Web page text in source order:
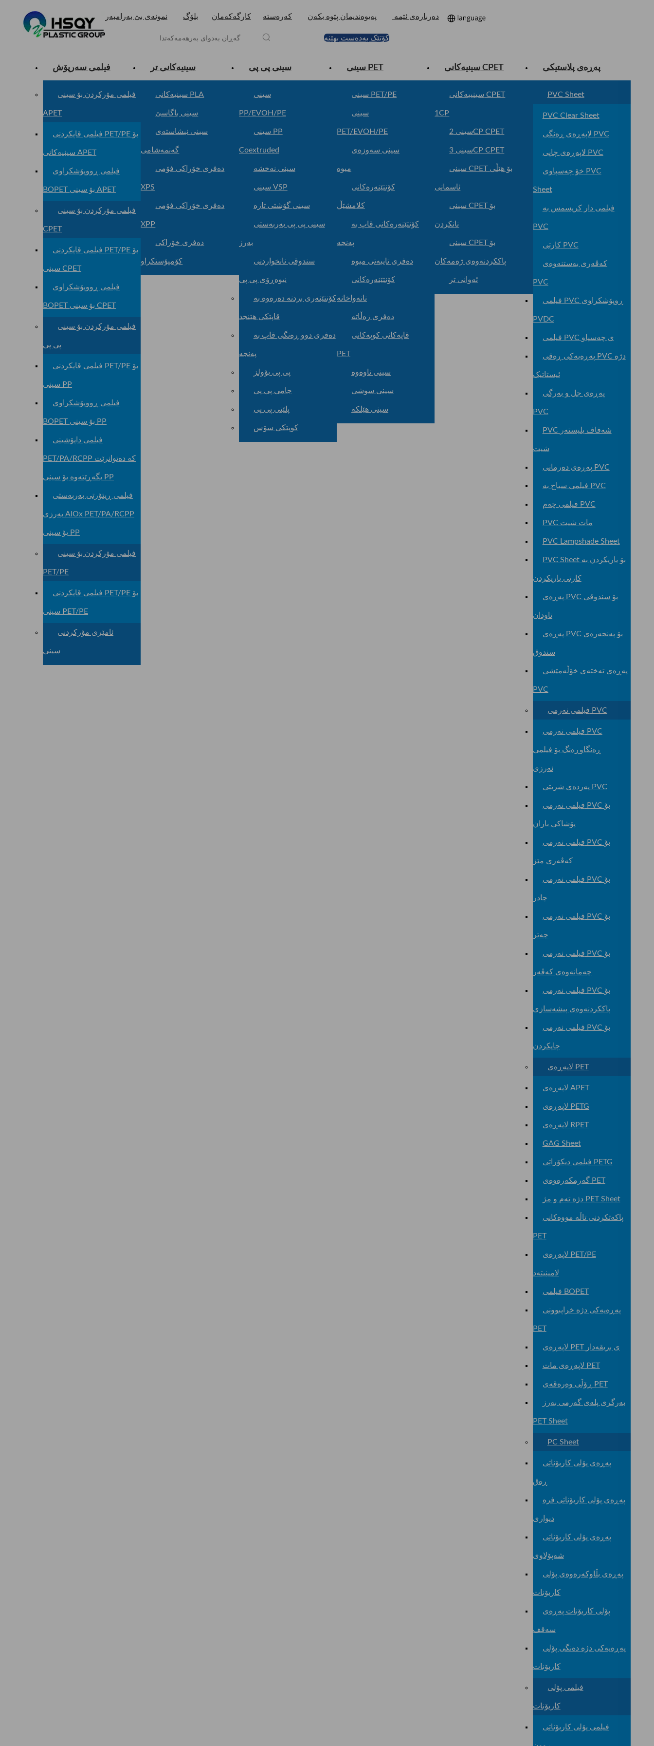
دەربارەی ئێمە پەیوەندیمان پێوە بکەن کەرەستە کارگەکەمان بلۆگ نمونەی بێ بەرامبەر
کۆتێک بەدەست بهێنە
پەڕەی پلاستیکی
PVC Sheet
PVC Clear Sheet
لاپەڕەی ڕەنگی PVC
لاپەڕەی چاپی PVC
خۆ چەسپاوی PVC
Sheet
فیلمی دار کریسمس بە
PVC
کارتی PVC
کەڤەری بەستنەوەی
PVC
فیلمی PVC ڕوپۆشکراوی
PVDC
فیلمی PVC ی چەسپاو
پەڕەیەکی ڕەقی PVC دژە
ئیستاتیک
پەڕەی جل و بەرگی
PVC
PVC شەفاف بلیستەر
شیت
پەڕەی دەرمانی PVC
فیلمی سیاج بە PVC
فیلمی چەم PVC
PVC مات شیت
PVC Lampshade Sheet
PVC Sheet بۆ یاریکردن بە
کارتی یاریکردن
پەڕەی PVC بۆ سندوقی
تاودان
پەڕەی PVC بۆ پەنجەرەی
سندوق
پەڕەی تەختەی خۆڵەمێشی
PVC
فیلمی نەرمی PVC
فیلمی نەرمی PVC
ڕەنگاوڕەنگ بۆ فیلمی
ئەرزی
پەردەی شریتی PVC
فیلمی نەرمی PVC بۆ
پۆشاکی باران
فیلمی نەرمی PVC بۆ
کەڤەری مێز
فیلمی نەرمی PVC بۆ
چادر
فیلمی نەرمی PVC بۆ
چەتر
فیلمی نەرمی PVC بۆ
چەمانەوەی کەڤەر
فیلمی نەرمی PVC بۆ
پاککردنەوەی پیشەسازی
فیلمی نەرمی PVC بۆ
چاپکردن
لاپەڕەی PET
لاپەڕەی APET
لاپەڕەی PETG
لاپەڕەی RPET
GAG Sheet
فیلمی دیکۆراتی PETG
گەرمکەرەوەی PET
دژە تەم و مژ PET Sheet
پاکەتکردنی تاڵە مووەکانی
PET
لاپەڕەی PET/PE
لامینیتەد
فیلمی BOPET
پەڕەیەکی دژە خراپبوونی
PET
لاپەڕەی PET ی بریقەدار
لاپەڕەی مات PET
ڕۆڵی وەرەقەی PET
بەرگری پلەی گەرمی بەرز
PET Sheet
PC Sheet
پەڕەی پۆلی کاربۆناتی
ڕەق
پەڕەی پۆلی کاربۆناتی فرە
دیواری
پەڕەی پۆلی کاربۆناتی
شەپۆلاوی
پەڕەی بڵاوکەرەوەی پۆلی
کاربۆنات
پۆلی کاربۆنات پەڕەی
سەقف
پەڕەیەکی دژە دەنگی پۆلی
کاربۆنات
فیلمی پۆلی
کاربۆنات
فیلمی پۆلی کاربۆناتی
سینیەکانی CPET
سینییەکانی CPET
1CP
سینی 2CP CPET
سینی 3CP CPET
سینی CPET بۆ هێڵی
ئاسمانی
سینی CPET بۆ
نانکردن
سینی CPET بۆ
پاککردنەوەی ژەمەکان
ئەوانی تر
سینی PET
سینی PET/PE
سینی
PET/EVOH/PE
سینی سەوزەی
میوە
کۆنتێنەرەکانی
کلامشێڵ
کۆنتێنەرەکانی قاپ بە
پەنجە
دەفری تایبەتی میوە
کۆنتێنەرەکانی
نانەواخانە
دەفری زەڵاتە
قاپەکانی کوپەکانی
PET
سینی ناوەوە
سینی سوشی
سینی هێلکە
سینی پی پی
سینی
PP/EVOH/PE
سینی PP
Coextruded
سینی نەخشە
سینی VSP
سینی گۆشتی تازە
سینی پی پی بەربەستی
بەرز
سندوقی نانخواردنی
نیوەڕۆی پی پی
کۆنتێنەری بردنە دەرەوە بە
قاپێکی هێنجد
دەفری دوو ڕەنگی قاپ بە
پەنجە
پی پی بۆولز
جامی پی پی
پلێتی پی پی
کوپێکی سۆس
سینیەکانی تر
سینیەکانی PLA
سینی باگاسێ
سینی نیشاستەی
گەنمەشامی
دەفری خۆراکی فۆمی
XPS
دەفری خۆراکی فۆمی
XPP
دەفری خۆراکی
کۆمپۆستکراو
فیلمی سەرپۆش
فیلمی مۆرکردن بۆ سینی
APET
فیلمی قاپکردنی PET/PE بۆ
سینیەکانی APET
فیلمی ڕووپۆشکراوی
BOPET بۆ سینی APET
فیلمی مۆرکردن بۆ سینی
CPET
فیلمی قاپکردنی PET/PE بۆ
سینی CPET
فیلمی ڕووپۆشکراوی
BOPET بۆ سینی CPET
فیلمی مۆرکردن بۆ سینی
پی پی
فیلمی قاپکردنی PET/PE بۆ
سینی PP
فیلمی ڕووپۆشکراوی
BOPET بۆ سینی PP
فیلمی داپۆشینی
PET/PA/RCPP کە دەتوانرێت
بگەڕێتەوە بۆ سینی PP
فیلمی ڕیتۆرتی بەربەستی
بەرزی AlOx PET/PA/RCPP
بۆ سینی PP
فیلمی مۆرکردن بۆ سینی
PET/PE
فیلمی قاپکردنی PET/PE بۆ
سینی PET/PE
ئامێری مۆرکردنی
سینی